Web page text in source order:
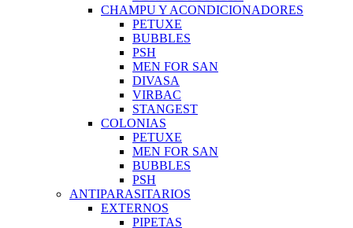
CHAMPU Y ACONDICIONADORES
PETUXE
BUBBLES
PSH
MEN FOR SAN
DIVASA
VIRBAC
STANGEST
COLONIAS
PETUXE
MEN FOR SAN
BUBBLES
PSH
ANTIPARASITARIOS
EXTERNOS
PIPETAS